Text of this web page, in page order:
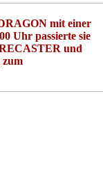
mit einer
Uhr passierte sie
und
zum